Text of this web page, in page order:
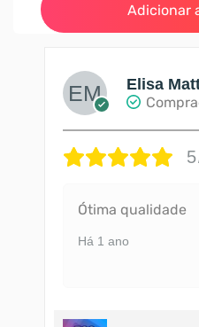
Adicionar
Elisa
Ótima qualidade
Há 1 ano